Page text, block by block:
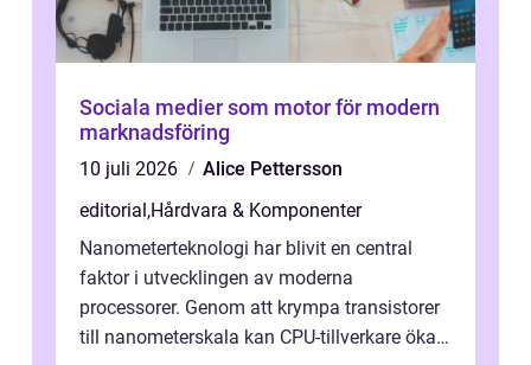
Sociala medier som motor för modern
marknadsföring
10 juli 2026
Alice Pettersson
editorial,Hårdvara & Komponenter
Nanometerteknologi har blivit en central
faktor i utvecklingen av moderna
processorer. Genom att krympa transistorer
till nanometerskala kan CPU-tillverkare öka